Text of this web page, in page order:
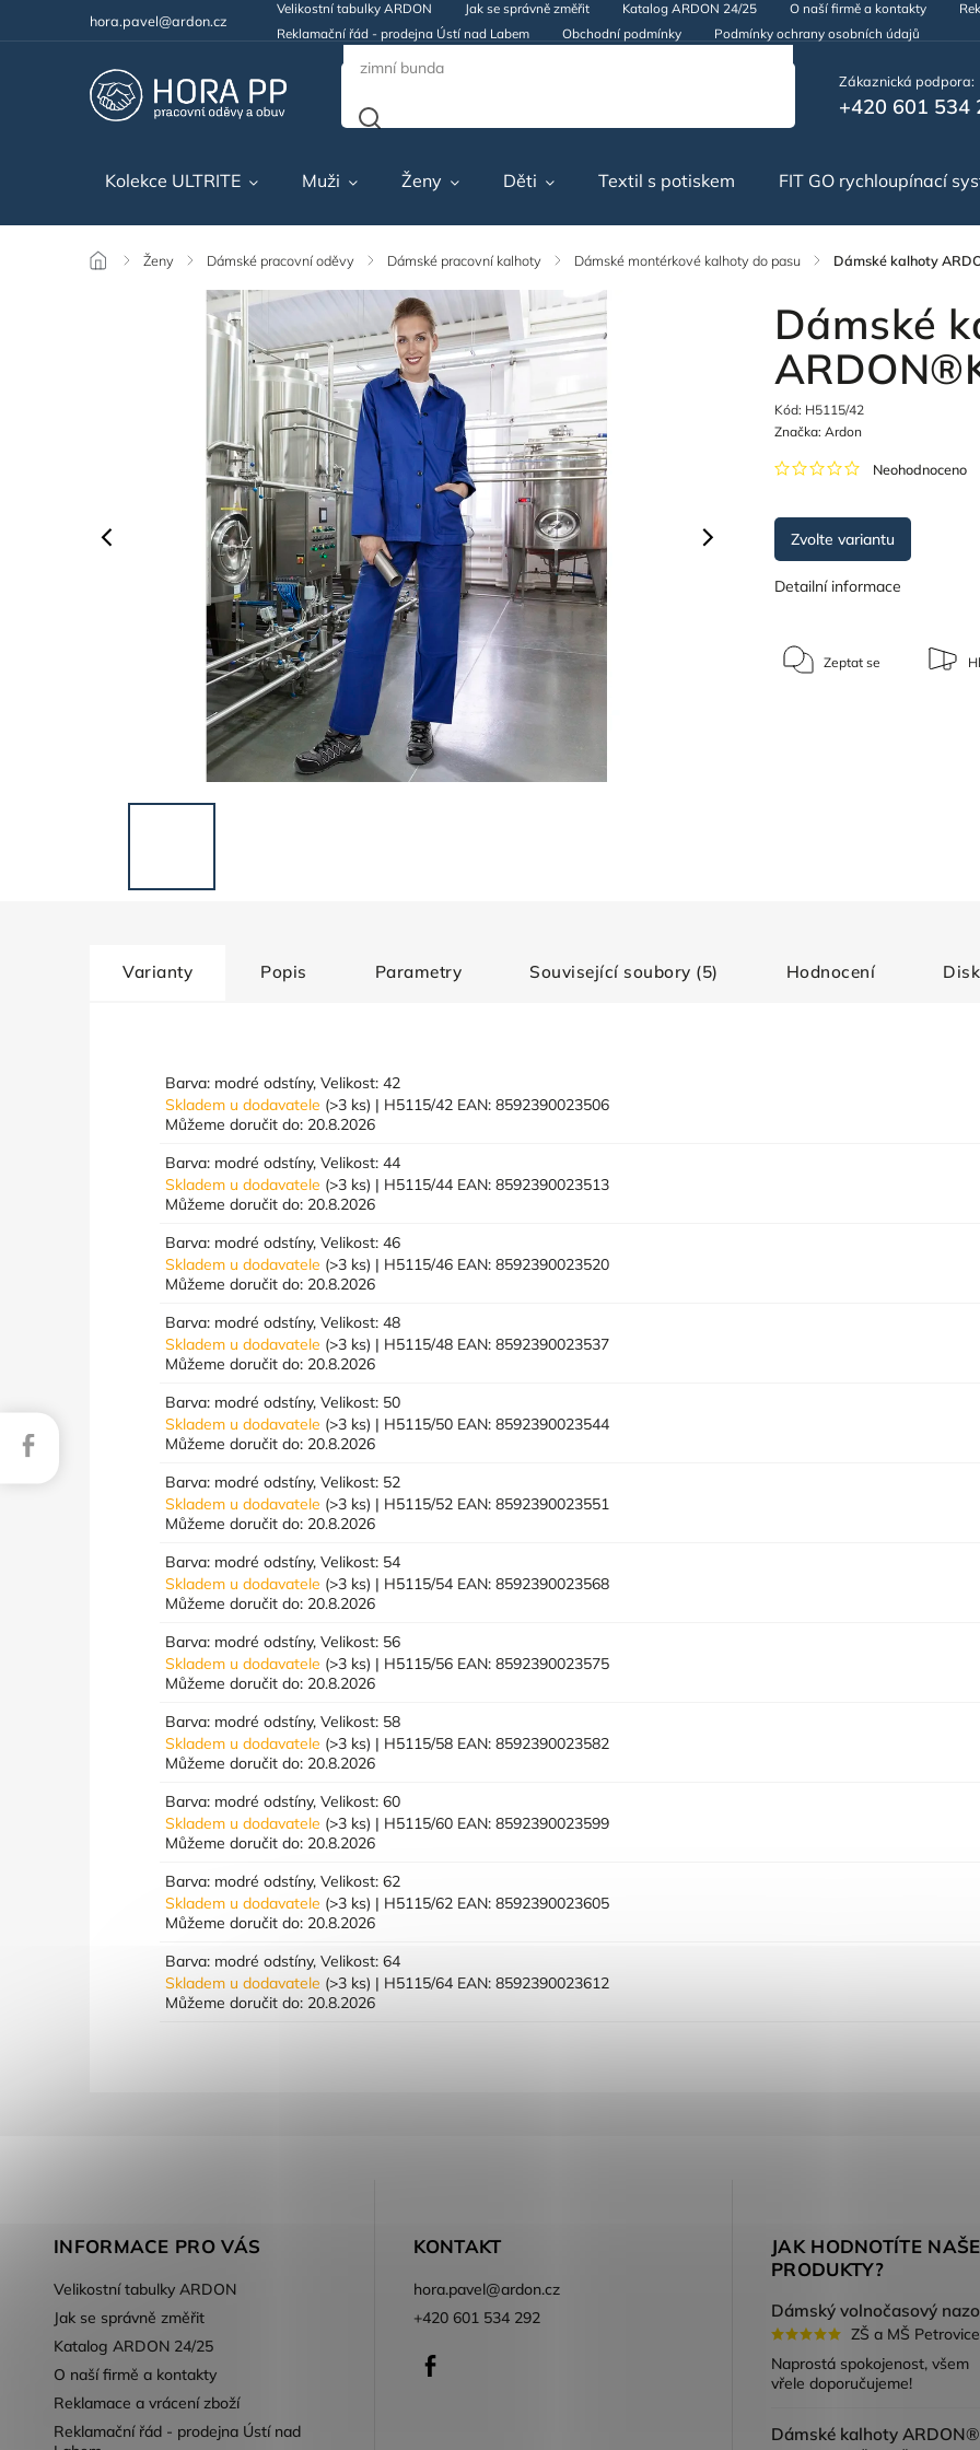
hora.pavel@ardon.cz
Velikostní tabulky ARDON Jak se správně změřit Katalog ARDON 24/25 O naší firmě a kontakty
Reklamační řád - prodejna Ústí nad Labem
Obchodní podmínky Podmínky ochrany osobních údajů
Zákaznická podpora:
+420 601 534
Kolekce ULTRITE Muži Ženy Děti Textil s potiskem FIT GO rychloupínací
/ Ženy / Dámské pracovní oděvy / Dámské pracovní kalhoty / Dámské montérkové kalhoty do pasu / Dámské kalhoty
Dámské
Kód: H5115/42
Neohodnoceno
Značka: Ardon
Zvolte variantu
Detailní informace
Zeptat se
Varianty Popis Parametry Související soubory (5) Hodnocení
Barva: modré odstíny, Velikost: 42
Skladem u dodavatele (>3 ks) | H5115/42 EAN: 8592390023506
Můžeme doručit do: 20.8.2026
Barva: modré odstíny, Velikost: 44
Skladem u dodavatele (>3 ks) | H5115/44 EAN: 8592390023513
Můžeme doručit do: 20.8.2026
Barva: modré odstíny, Velikost: 46
Skladem u dodavatele (>3 ks) | H5115/46 EAN: 8592390023520
Můžeme doručit do: 20.8.2026
Barva: modré odstíny, Velikost: 48
Skladem u dodavatele (>3 ks) | H5115/48 EAN: 8592390023537
Můžeme doručit do: 20.8.2026
Barva: modré odstíny, Velikost: 50
Skladem u dodavatele (>3 ks) | H5115/50 EAN: 8592390023544
Můžeme doručit do: 20.8.2026
Barva: modré odstíny, Velikost: 52
Skladem u dodavatele (>3 ks) | H5115/52 EAN: 8592390023551
Můžeme doručit do: 20.8.2026
Barva: modré odstíny, Velikost: 54
Skladem u dodavatele (>3 ks) | H5115/54 EAN: 8592390023568
Můžeme doručit do: 20.8.2026
Barva: modré odstíny, Velikost: 56
Skladem u dodavatele (>3 ks) | H5115/56 EAN: 8592390023575
Můžeme doručit do: 20.8.2026
Barva: modré odstíny, Velikost: 58
Skladem u dodavatele (>3 ks) | H5115/58 EAN: 8592390023582
Můžeme doručit do: 20.8.2026
Barva: modré odstíny, Velikost: 60
Skladem u dodavatele (>3 ks) | H5115/60 EAN: 8592390023599
Můžeme doručit do: 20.8.2026
Barva: modré odstíny, Velikost: 62
Skladem u dodavatele (>3 ks) | H5115/62 EAN: 8592390023605
Můžeme doručit do: 20.8.2026
Barva: modré odstíny, Velikost: 64
Skladem u dodavatele (>3 ks) | H5115/64 EAN: 8592390023612
Můžeme doručit do: 20.8.2026
INFORMACE PRO VÁS
Velikostní tabulky ARDON
Jak se správně změřit
Katalog ARDON 24/25
O naší firmě a kontakty
Reklamace a vrácení zboží
Reklamační řád - prodejna Ústí nad
KONTAKT
hora.pavel@ardon.cz
+420 601 534 292
JAK HODNOTÍTE NAŠE
PRODUKTY?
ZŠ a MŠ Petrovice
Naprostá spokojenost, všem
vřele doporučujeme!